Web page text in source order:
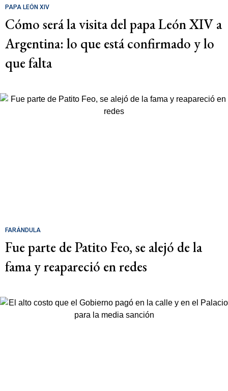
PAPA LEÓN XIV
Cómo será la visita del papa León XIV a
Argentina: lo que está confirmado y lo
que falta
FARÁNDULA
Fue parte de Patito Feo, se alejó de la
fama y reapareció en redes